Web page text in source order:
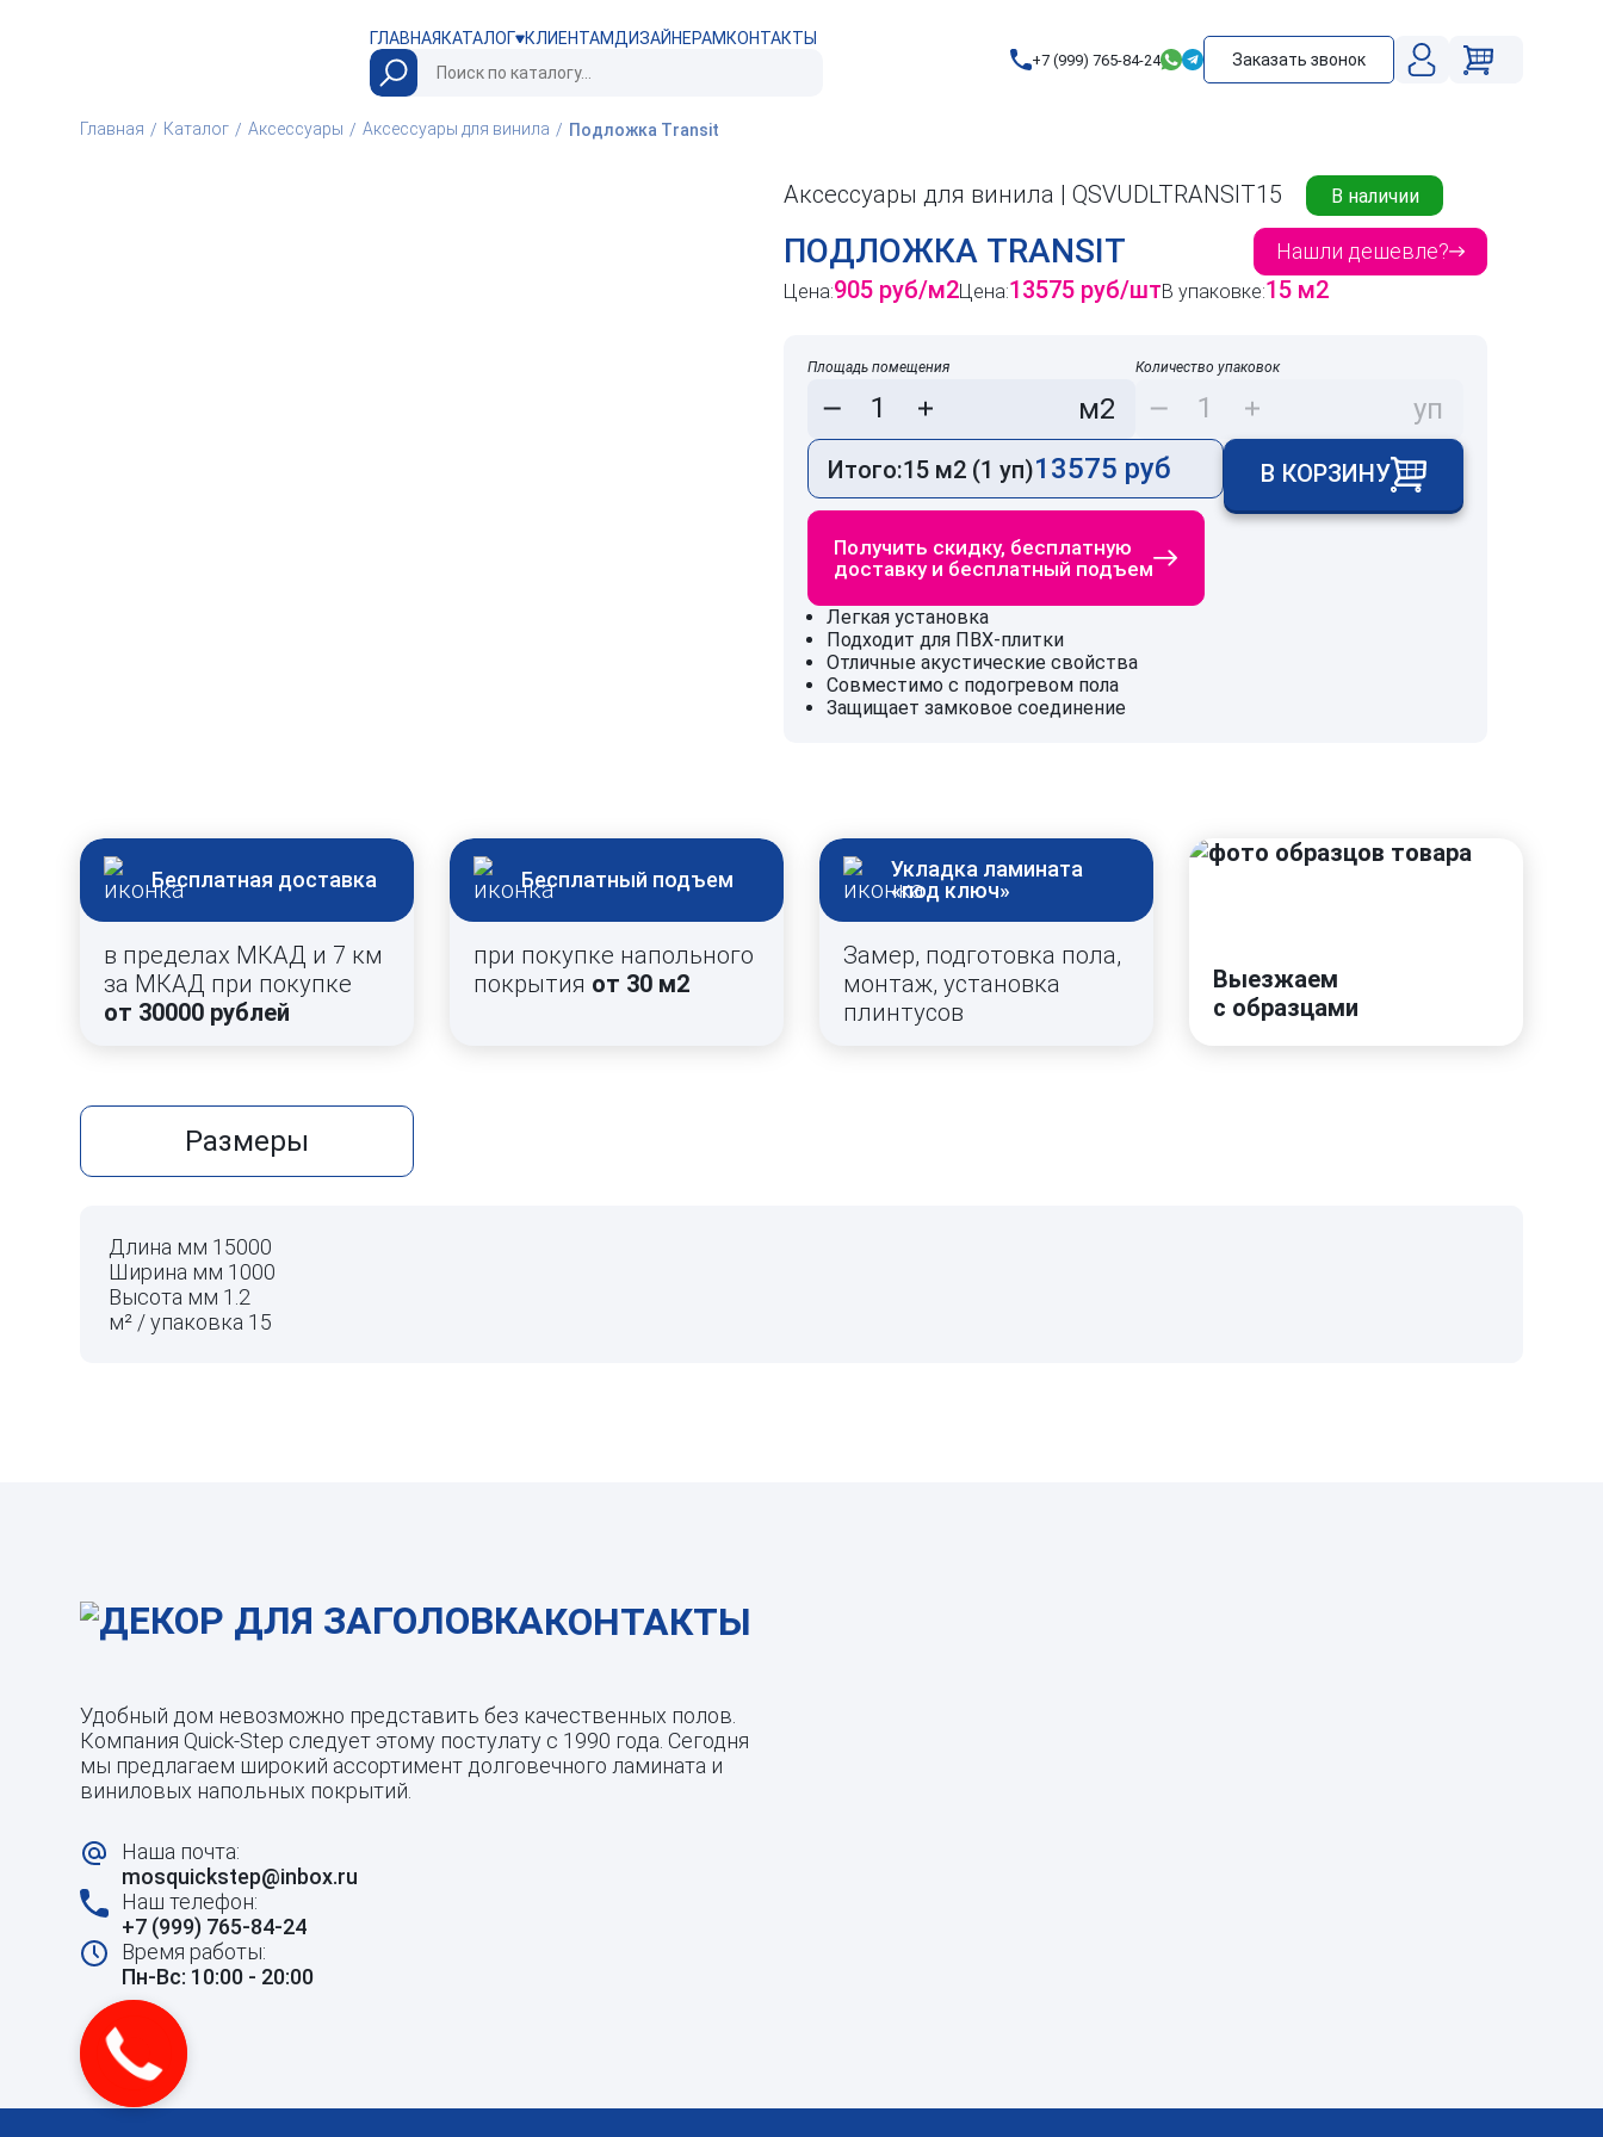
ГЛАВНАЯКАТАЛОГ КЛИЕНТАМДИЗАЙНЕРАМКОНТАКТЫ
+7 (999) 765-84-24 Заказать звонок
Главная Каталог Аксессуары Аксессуары для винила Подложка Transit
Аксессуары для винила | QSVUDLTRANSIT15 В наличии
ПОДЛОЖКА TRANSIT
Цена:905 руб/м2Цена:13575 руб/штВ упаковке:15 м2
Нашли дешевле?
Площадь помещения
м2
Количество упаковок
уп
Итого:15 м2 (1 уп)13575 руб В КОРЗИНУ
Получить скидку, бесплатную
доставку и бесплатный подъем
Легкая установка
Подходит для ПВХ-плитки
Отличные акустические свойства
Совместимо с подогревом пола
Защищает замковое соединение
Бесплатная доставка
в пределах МКАД и 7 км
за МКАД при покупке
от 30000 рублей
Бесплатный подъем
при покупке напольного
покрытия от 30 м2
Укладка ламината
«под ключ»
Замер, подготовка пола,
монтаж, установка
плинтусов
Выезжаем
с образцами
Размеры
Длина мм 15000
Ширина мм 1000
Высота мм 1.2
м² / упаковка 15
КОНТАКТЫ
Удобный дом невозможно представить без качественных полов.
Компания Quick-Step следует этому постулату с 1990 года. Сегодня
мы предлагаем широкий ассортимент долговечного ламината и
виниловых напольных покрытий.
Наша почта:
mosquickstep@inbox.ru
Наш телефон:
+7 (999) 765-84-24
Время работы:
Пн-Вс: 10:00 - 20:00